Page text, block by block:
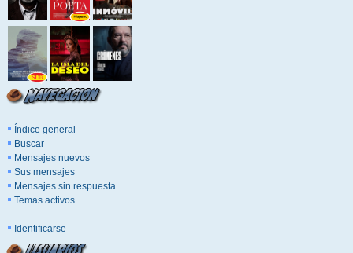
Índice general
Buscar
Mensajes nuevos
Sus mensajes
Mensajes sin respuesta
Temas activos
Identificarse